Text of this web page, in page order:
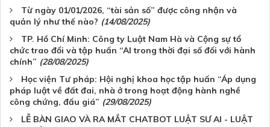
Từ ngày 01/01/2026, “tài sản số” được công nhận và
quản lý như thế nào? (14/08/2025)
TP. Hồ Chí Minh: Công ty Luật Nam Hà và Cộng sự tổ
chức trao đổi và tập huấn “AI trong thời đại số đối với hành
chính” (28/08/2025)
Học viện Tư pháp: Hội nghị khoa học tập huấn “Áp dụng
pháp luật về đất đai, nhà ở trong hoạt động hành nghề
công chứng, đấu giá” (29/08/2025)
LỄ BÀN GIAO VÀ RA MẮT CHATBOT LUẬT SƯ AI - LUẬT